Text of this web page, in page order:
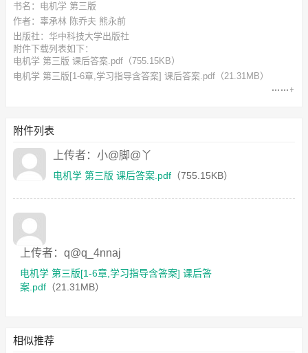
书名：电机学 第三版
作者：辜承林 陈乔夫 熊永前
出版社：华中科技大学出版社
附件下载列表如下：
电机学 第三版 课后答案.pdf （755.15KB）
电机学 第三版[1-6章,学习指导含答案] 课后答案.pdf （21.31MB）
附件列表
上传者：小@脚@丫
电机学 第三版 课后答案.pdf （755.15KB）
上传者：q@q_4nnaj
电机学 第三版[1-6章,学习指导含答案] 课后答
案.pdf （21.31MB）
相似推荐